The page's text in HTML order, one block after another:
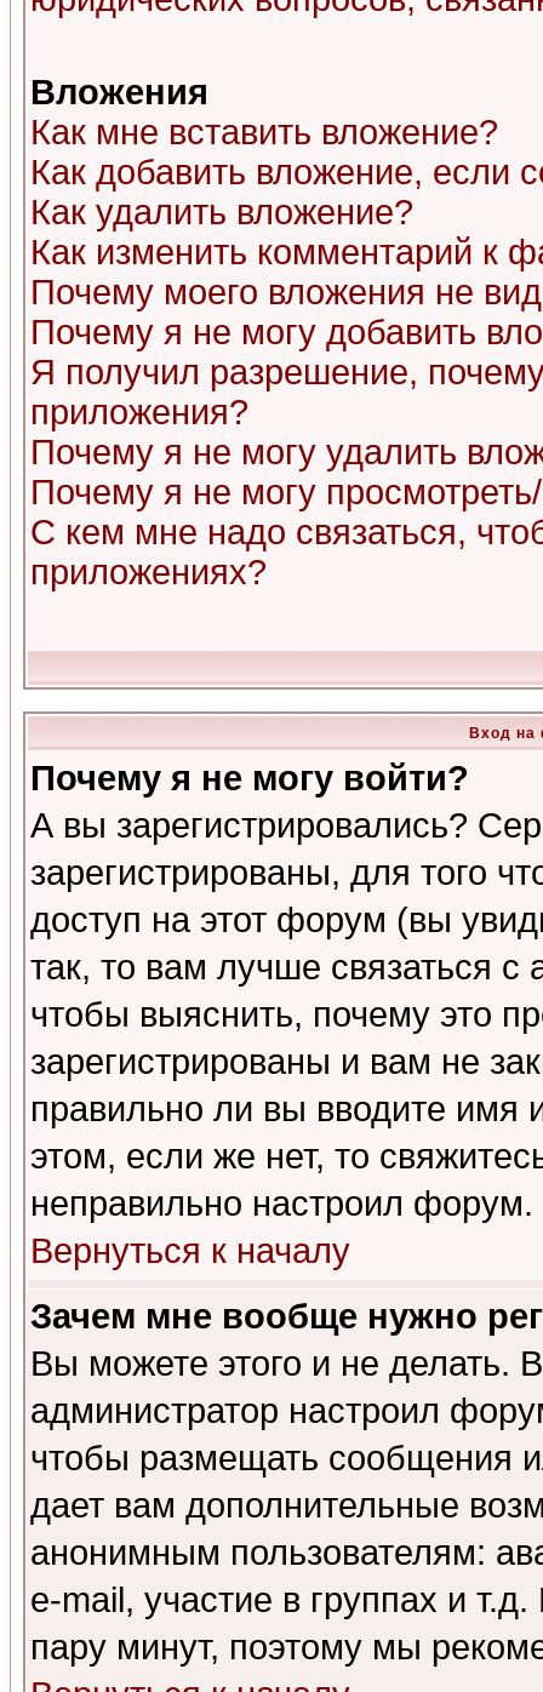
Вложения
Как мне вставить вложение?
Как добавить вложение, если
Как удалить вложение?
Как изменить комментарий к
Почему моего вложения не
Почему я не могу добавить
Я получил разрешение,
приложения?
Почему я не могу удалить
Почему я не могу
С кем мне надо связаться,
приложениях?
Вход на
Почему я не могу войти?
А вы зарегистрировались?
зарегистрированы, для того
доступ на этот форум (вы
так, то вам лучше связаться
чтобы выяснить, почему это
зарегистрированы и вам не
правильно ли вы вводите
этом, если же нет, то
неправильно настроил форум.
Вернуться к началу
Зачем мне вообще нужно
Вы можете этого и не делать.
администратор настроил
чтобы размещать сообщения
дает вам дополнительные
анонимным пользователям:
e-mail, участие в группах и
пару минут, поэтому мы